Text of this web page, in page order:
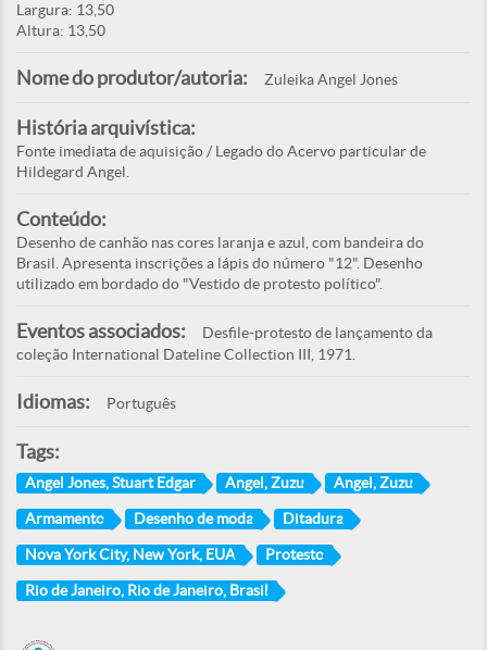
Largura: 13,50
Altura: 13,50
Nome do produtor/autoria: Zuleika Angel Jones
História arquivística:
Fonte imediata de aquisição / Legado do Acervo particular de
Hildegard Angel.
Conteúdo:
Desenho de canhão nas cores laranja e azul, com bandeira do
Brasil. Apresenta inscrições a lápis do número "12". Desenho
utilizado em bordado do "Vestido de protesto político".
Eventos associados:
Desfile-protesto de lançamento da
coleção International Dateline Collection III, 1971.
Idiomas: Português
Tags:
Angel Jones, Stuart Edgar Angel, Zuzu Angel, Zuzu
Armamento Desenho de moda Ditadura
Nova York City, New York, EUA Protesto
Rio de Janeiro, Rio de Janeiro, Brasil